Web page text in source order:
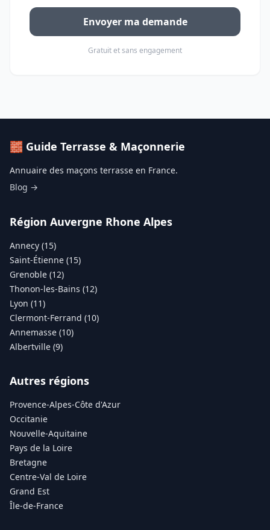
Envoyer ma demande
Gratuit et sans engagement
🧱 Guide Terrasse & Maçonnerie
Annuaire des maçons terrasse en France.
Blog →
Région Auvergne Rhone Alpes
Annecy (15)
Saint-Étienne (15)
Grenoble (12)
Thonon-les-Bains (12)
Lyon (11)
Clermont-Ferrand (10)
Annemasse (10)
Albertville (9)
Autres régions
Provence-Alpes-Côte d'Azur
Occitanie
Nouvelle-Aquitaine
Pays de la Loire
Bretagne
Centre-Val de Loire
Grand Est
Île-de-France